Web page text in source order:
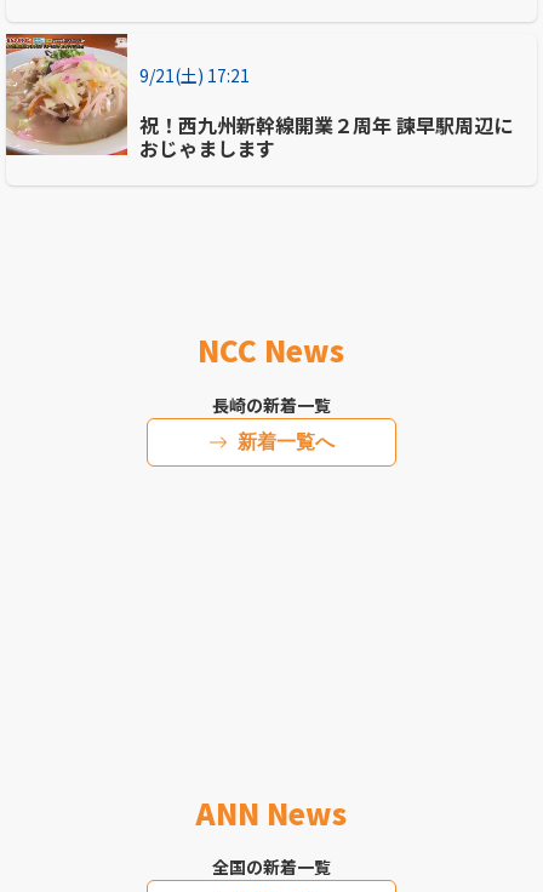
9/21(土) 17:21
祝！西九州新幹線開業２周年 諫早駅周辺に
おじゃまします
NCC News
長崎の新着一覧
新着一覧へ
ANN News
全国の新着一覧